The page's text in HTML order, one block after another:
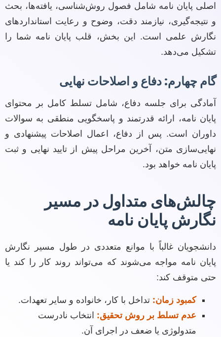
اصلی پایان نامه شامل فصول روش‌شناسی، یافته‌ها، بحث
و نتیجه‌گیری، نیازمند دقت، وضوح و رعایت استانداردهای
نگارش علمی است. این بخش، قلب پایان نامه شما را
تشکیل می‌دهد.
گام چهارم: دفاع و اصلاحات نهایی
آمادگی برای جلسه دفاع، شامل تسلط کامل بر محتوای
پایان نامه، ارائه قدرتمند و پاسخگویی منطقی به سوالات
داوران است. پس از دفاع، اعمال اصلاحات پیشنهادی و
نهایی‌سازی متن، آخرین مراحل پیش از تایید نهایی و ثبت
پایان نامه خواهد بود.
چالش‌های متداول در مسیر
نگارش پایان نامه
دانشجویان غالباً با موانع متعددی در طول مسیر نگارش
پایان نامه مواجه می‌شوند که می‌تواند روند کار را کند یا
حتی متوقف کند:
کمبود زمان: تداخل با کار، خانواده و سایر تعهدات.
عدم تسلط بر روش تحقیق: انتخاب نادرست
متدولوژی یا ضعف در اجرای آن.